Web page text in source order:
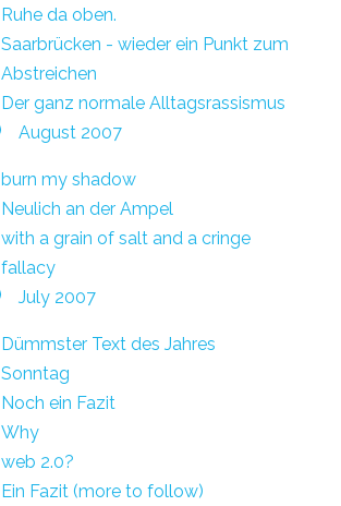
Ruhe da oben.
Saarbrücken - wieder ein Punkt zum
Abstreichen
Der ganz normale Alltagsrassismus
August 2007
burn my shadow
Neulich an der Ampel
with a grain of salt and a cringe
fallacy
July 2007
Dümmster Text des Jahres
Sonntag
Noch ein Fazit
Why
web 2.0?
Ein Fazit (more to follow)